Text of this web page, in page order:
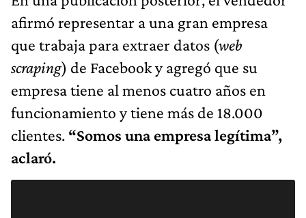
afirmó representar a una gran empresa
que trabaja para extraer datos (web
scraping) de Facebook y agregó que su
empresa tiene al menos cuatro años en
funcionamiento y tiene más de 18.000
clientes. “Somos una empresa legítima”,
aclaró.